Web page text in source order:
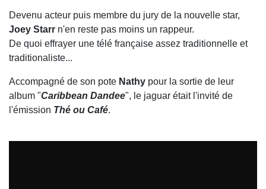
Devenu acteur puis membre du jury de la nouvelle star,
Joey Starr n'en reste pas moins un rappeur.
De quoi effrayer une télé française assez traditionnelle et
traditionaliste...
Accompagné de son pote Nathy pour la sortie de leur
album "Caribbean Dandee", le jaguar était l'invité de
l'émission Thé ou Café.